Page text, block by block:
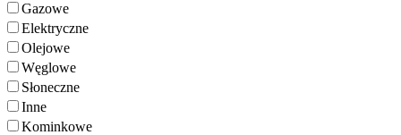
Gazowe
Elektryczne
Olejowe
Węglowe
Słoneczne
Inne
Kominkowe